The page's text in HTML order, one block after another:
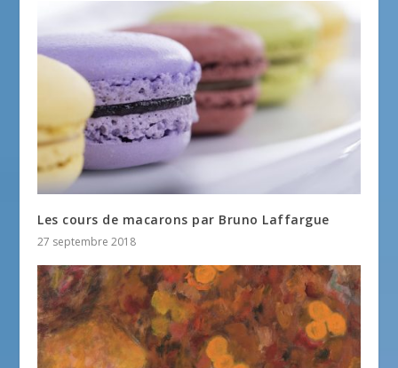
Les cours de macarons par Bruno Laffargue
27 septembre 2018